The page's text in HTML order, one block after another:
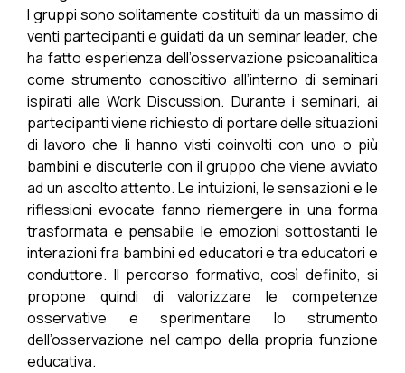
I gruppi sono solitamente costituiti da un massimo di
venti partecipanti e guidati da un seminar leader, che
ha fatto esperienza dell’osservazione psicoanalitica
come strumento conoscitivo all’interno di seminari
ispirati alle Work Discussion. Durante i seminari, ai
partecipanti viene richiesto di portare delle situazioni
di lavoro che li hanno visti coinvolti con uno o più
bambini e discuterle con il gruppo che viene avviato
ad un ascolto attento. Le intuizioni, le sensazioni e le
riflessioni evocate fanno riemergere in una forma
trasformata e pensabile le emozioni sottostanti le
interazioni fra bambini ed educatori e tra educatori e
conduttore. Il percorso formativo, così definito, si
propone quindi di valorizzare le competenze
osservative e sperimentare lo strumento
dell’osservazione nel campo della propria funzione
educativa.